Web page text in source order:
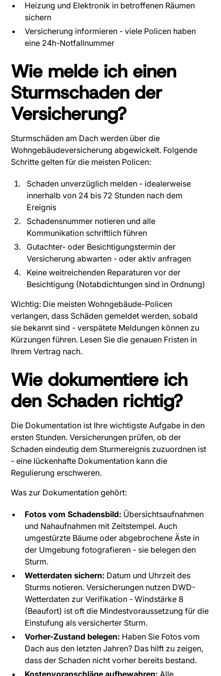
Heizung und Elektronik in betroffenen Räumen
sichern
Versicherung informieren - viele Policen haben
eine 24h-Notfallnummer
Wie melde ich einen
Sturmschaden der
Versicherung?
Sturmschäden am Dach werden über die
Wohngebäudeversicherung abgewickelt. Folgende
Schritte gelten für die meisten Policen:
Schaden unverzüglich melden - idealerweise
innerhalb von 24 bis 72 Stunden nach dem
Ereignis
Schadensnummer notieren und alle
Kommunikation schriftlich führen
Gutachter- oder Besichtigungstermin der
Versicherung abwarten - oder aktiv anfragen
Keine weitreichenden Reparaturen vor der
Besichtigung (Notabdichtungen sind in Ordnung)
Wichtig: Die meisten Wohngebäude-Policen
verlangen, dass Schäden gemeldet werden, sobald
sie bekannt sind - verspätete Meldungen können zu
Kürzungen führen. Lesen Sie die genauen Fristen in
Ihrem Vertrag nach.
Wie dokumentiere ich
den Schaden richtig?
Die Dokumentation ist Ihre wichtigste Aufgabe in den
ersten Stunden. Versicherungen prüfen, ob der
Schaden eindeutig dem Sturmereignis zuzuordnen ist
- eine lückenhafte Dokumentation kann die
Regulierung erschweren.
Was zur Dokumentation gehört:
Fotos vom Schadensbild: Übersichtsaufnahmen
und Nahaufnahmen mit Zeitstempel. Auch
umgestürzte Bäume oder abgebrochene Äste in
der Umgebung fotografieren - sie belegen den
Sturm.
Wetterdaten sichern: Datum und Uhrzeit des
Sturms notieren. Versicherungen nutzen DWD-
Wetterdaten zur Verifikation - Windstärke 8
(Beaufort) ist oft die Mindestvoraussetzung für die
Einstufung als versicherter Sturm.
Vorher-Zustand belegen: Haben Sie Fotos vom
Dach aus den letzten Jahren? Das hilft zu zeigen,
dass der Schaden nicht vorher bereits bestand.